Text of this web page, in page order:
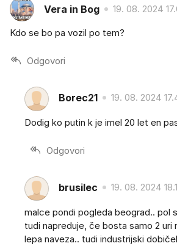
Vera in Bog 19. 08. 2024
Kdo se bo pa vozil po tem?
Odgovori
Borec21 19. 08. 2024
Dodig ko putin k je imel 20 let en
Odgovori
brusilec 19. 08. 2024
malce pondi pogleda beograd.. pol
tudi napreduje, če bosta samo 2 uri
lepa naveza.. tudi industrijski